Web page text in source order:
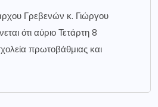
Γρεβενών κ. Γιώργου
ότι αύριο Τετάρτη 8
πρωτοβάθμιας και